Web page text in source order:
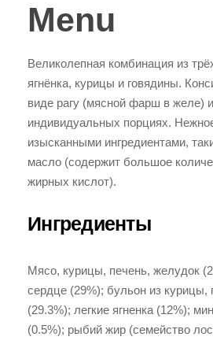
Menu
Великолепная комбинация из
ягнёнка, курицы и говядины.
виде рагу (мясной фарш в желе)
индивидуальных порциях.
изысканными ингредиентами,
масло (содержит большое
жирных кислот).
Ингредиенты
Мясо, курицы, печень, желудок
сердце (29%); бульон из курицы,
(29.3%); легкие ягненка (12%);
(0.5%); рыбий жир (семейство